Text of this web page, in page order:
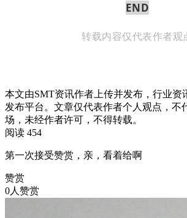
END
转载内容仅代表作者观
本文由SMT资讯作者上传并发布，行业资
发布平台。文章仅代表作者个人观点，不
场，未经作者许可，不得转载。
阅读 454
第一次接受赞赏，亲，看着给啊
赞赏
0人赞赏